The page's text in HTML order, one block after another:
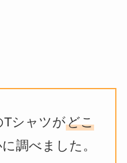
シャツがどこ
調べました。